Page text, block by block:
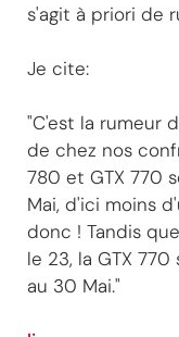
s'agit à priori de
Je cite:
"C'est la rumeur
de chez nos
780 et GTX 770
Mai, d'ici moins
donc ! Tandis
le 23, la GTX
au 30 Mai."